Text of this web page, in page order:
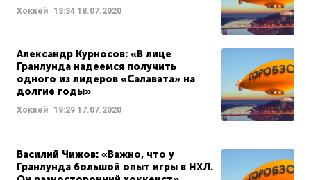
Хоккей 13:34 18.07.2020
Александр Курносов: «В лице
Гранлунда надеемся получить
одного из лидеров «Салавата» на
долгие годы»
Хоккей 19:29 17.07.2020
Василий Чижов: «Важно, что у
Гранлунда большой опыт игры в НХЛ.